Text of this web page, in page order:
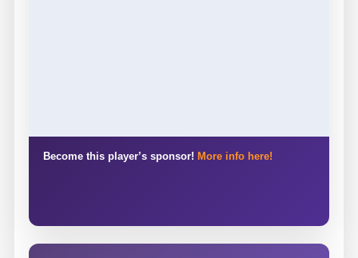
Become this player’s sponsor! More info here!